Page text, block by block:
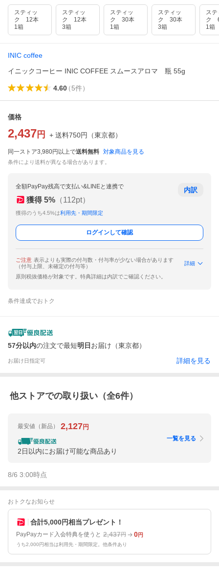
スティッ
ク 12本
1箱
スティッ
ク 12本
3箱
スティッ
ク 30本
1箱
スティッ
ク 30本
3箱
ステ
ク
1箱
INIC coffee
イニックコーヒー INIC COFFEE スムースアロマ 瓶 55g
4.60（5件）
価格
2,437 円 + 送料750円 （東京都）
同一ストア3,980円以上で送料無料 対象商品を見る
条件により送料が異なる場合があります。
全額PayPay残高で支払い&LINEと連携で
獲得 5% （112pt）
獲得のうち4.5%は利用先・期間限定
内訳
ログインして確認
ご注意 表示よりも実際の付与数・付与率が少ない場合があります
（付与上限、未確定の付与等）
詳細
原則税抜価格が対象です。特典詳細は内訳でご確認ください。
条件達成でおトク
57分以内の注文で最短明日 お届け（東京都）
お届け日指定可 詳細を見る
他ストアでの取り扱い（全6件）
最安値 （新品） 2,127円
2日以内にお届け可能な商品あり
一覧を見る
8/6 3:00時点
おトクなお知らせ
合計5,000円相当プレゼント！
PayPayカード入会特典を使うと 2,437円 0円
うち2,000円相当は利用先・期間限定。他条件あり